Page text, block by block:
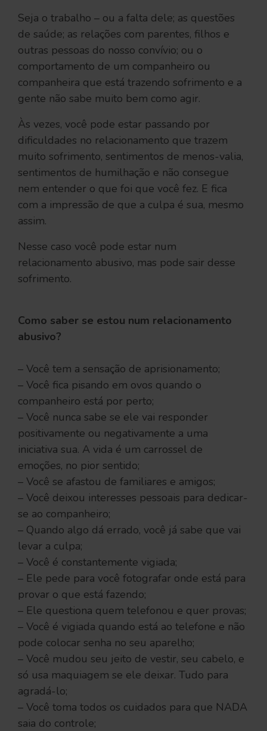
Seja o trabalho – ou a falta dele; as questões
de saúde; as relações com parentes, filhos e
outras pessoas do nosso convívio; ou o
comportamento de um companheiro ou
companheira que está trazendo sofrimento e a
gente não sabe muito bem como agir.
Às vezes, você pode estar passando por
dificuldades no relacionamento que trazem
muito sofrimento, sentimentos de menos-valia,
sentimentos de humilhação e não consegue
nem entender o que foi que você fez. E fica
com a impressão de que a culpa é sua, mesmo
assim.
Nesse caso você pode estar num
relacionamento abusivo, mas pode sair desse
sofrimento.
Como saber se estou num relacionamento
abusivo?
– Você tem a sensação de aprisionamento;
– Você fica pisando em ovos quando o
companheiro está por perto;
– Você nunca sabe se ele vai responder
positivamente ou negativamente a uma
iniciativa sua. A vida é um carrossel de
emoções, no pior sentido;
– Você se afastou de familiares e amigos;
– Você deixou interesses pessoais para dedicar-
se ao companheiro;
– Quando algo dá errado, você já sabe que vai
levar a culpa;
– Você é constantemente vigiada;
– Ele pede para você fotografar onde está para
provar o que está fazendo;
– Ele questiona quem telefonou e quer provas;
– Você é vigiada quando está ao telefone e não
pode colocar senha no seu aparelho;
– Você mudou seu jeito de vestir, seu cabelo, e
só usa maquiagem se ele deixar. Tudo para
agradá-lo;
– Você toma todos os cuidados para que NADA
saia do controle;